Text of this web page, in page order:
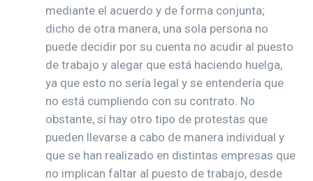
mediante el acuerdo y de forma conjunta;
dicho de otra manera, una sola persona no
puede decidir por su cuenta no acudir al puesto
de trabajo y alegar que está haciendo huelga,
ya que esto no sería legal y se entendería que
no está cumpliendo con su contrato. No
obstante, sí hay otro tipo de protestas que
pueden llevarse a cabo de manera individual y
que se han realizado en distintas empresas que
no implican faltar al puesto de trabajo, desde